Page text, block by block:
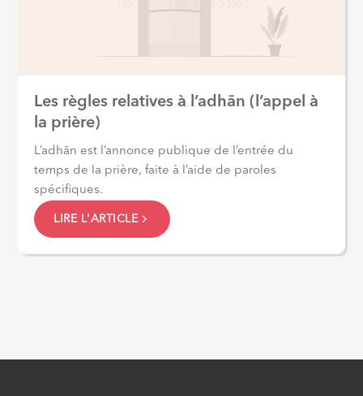
Les règles relatives à l’adhān (l’appel à
la prière)
L’adhān est l’annonce publique de l’entrée du
temps de la prière, faite à l’aide de paroles
spécifiques.
LIRE L'ARTICLE